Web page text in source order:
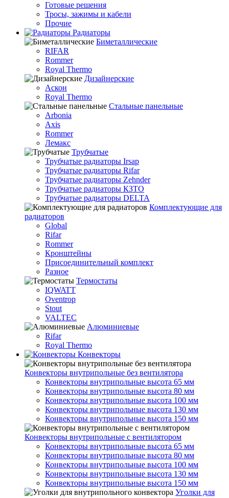
Готовые решения
Тросы, зажимы и кабели
Прочие
Радиаторы
Биметаллические
RIFAR
Rommer
Royal Thermo
Дизайнерские
Аскон
Royal Thermo
Стальные панельные
Arbonia
Axis
Rommer
Лемакс
Трубчатые
Трубчатые радиаторы Irsap
Трубчатые радиаторы Rifar
Трубчатые радиаторы Zehnder
Трубчатые радиаторы КЗТО
Трубчатые радиаторы DELTA
Комплектующие для
радиаторов
Global
Rifar
Rommer
Кронштейны
Присоединительный комплект
Разное
Термостаты
IQWATT
Oventrop
Stout
VALTEC
Алюминиевые
Rifar
Royal Thermo
Конвекторы
Конвекторы внутрипольные без вентилятора
Конвекторы внутрипольные высота 65 мм
Конвекторы внутрипольные высота 80 мм
Конвекторы внутрипольные высота 100 мм
Конвекторы внутрипольные высота 130 мм
Конвекторы внутрипольные высота 150 мм
Конвекторы внутрипольные с вентилятором
Конвекторы внутрипольные высота 65 мм
Конвекторы внутрипольные высота 80 мм
Конвекторы внутрипольные высота 100 мм
Конвекторы внутрипольные высота 130 мм
Конвекторы внутрипольные высота 150 мм
Уголки для